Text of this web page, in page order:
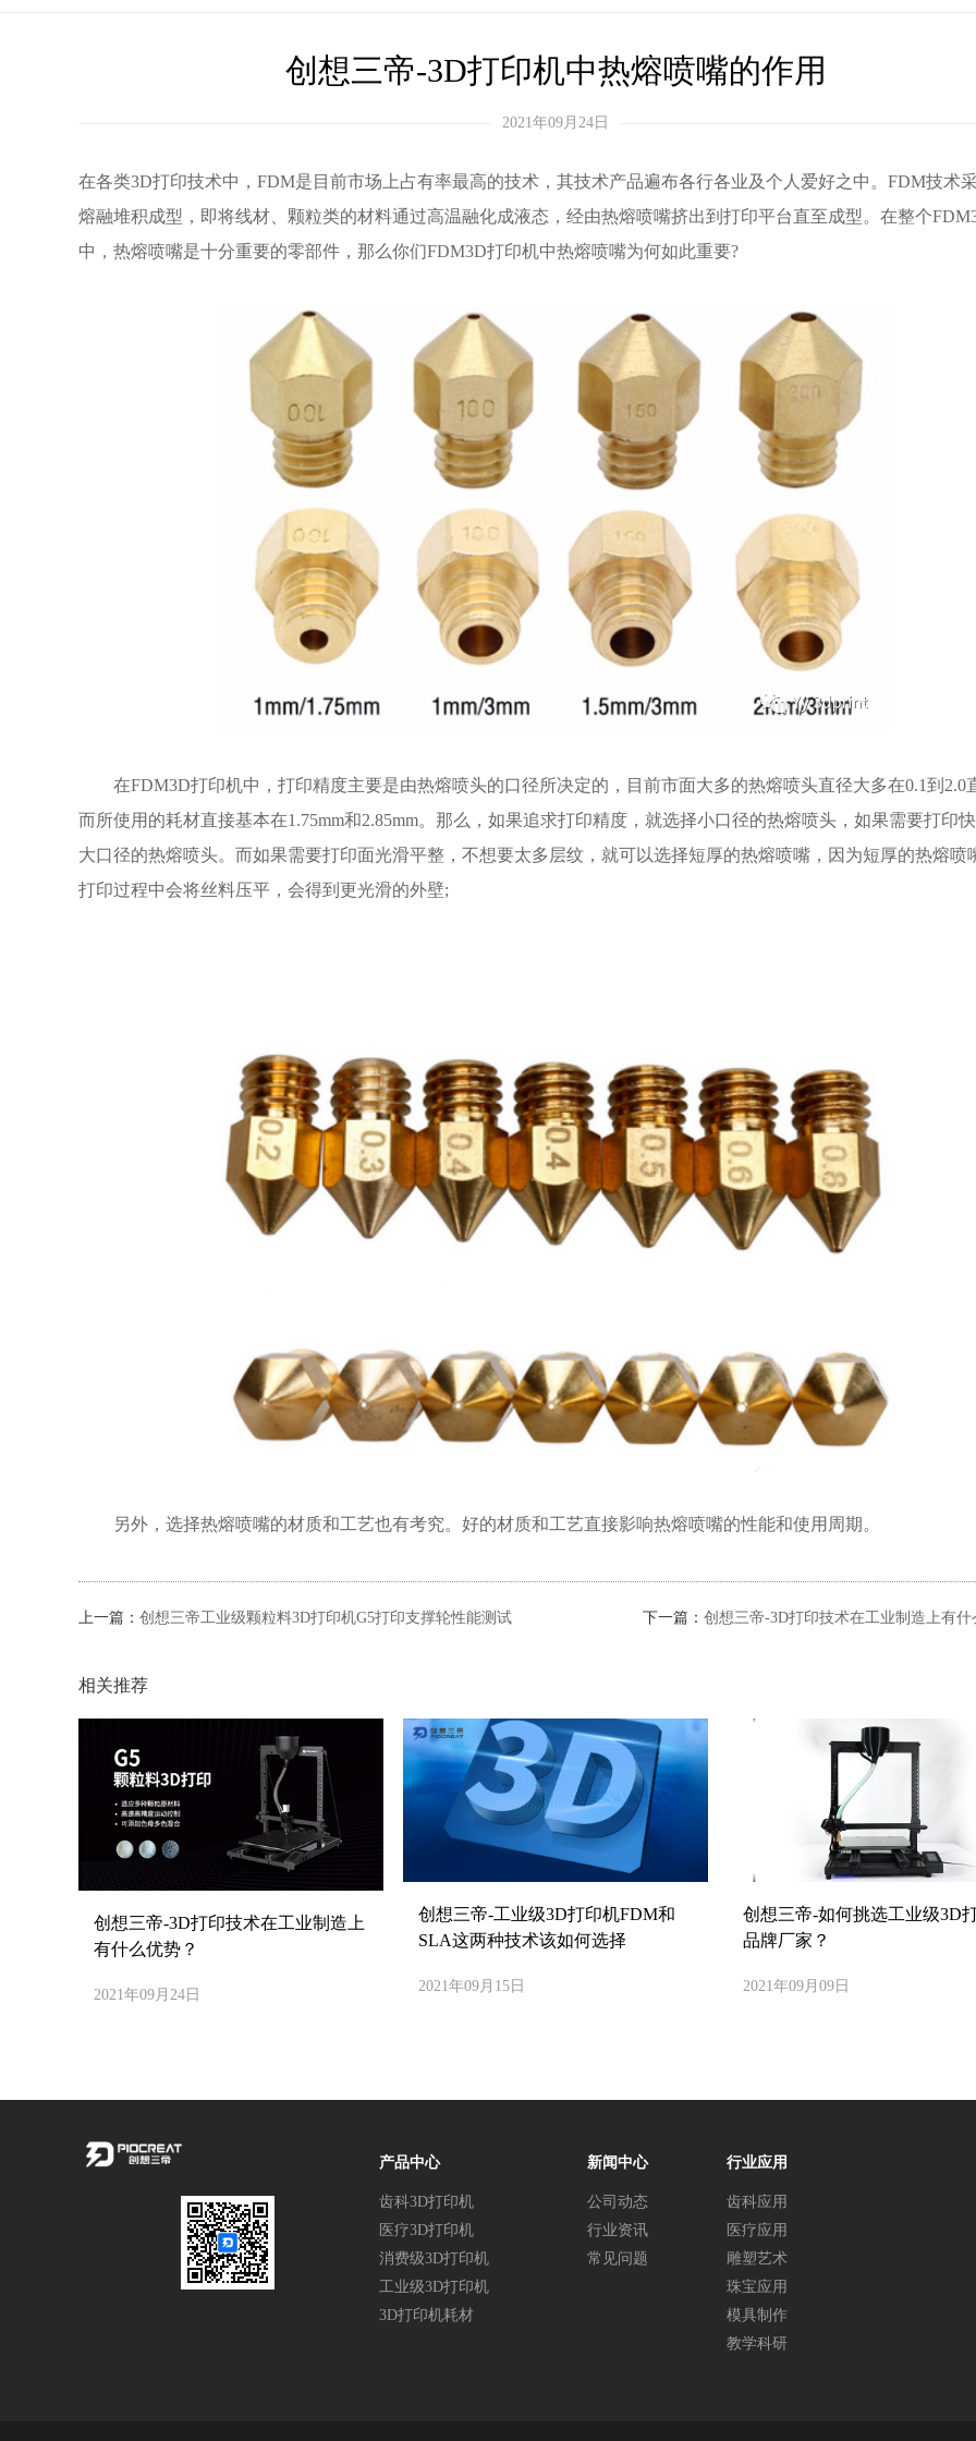
创想三帝-3D打印机中热熔喷嘴的作用
2021年09月24日
在各类3D打印技术中，FDM是目前市场上占有率最高的技术，其技术产品遍布各行各业及个人爱好之中。FDM技术
熔融堆积成型，即将线材、颗粒类的材料通过高温融化成液态，经由热熔喷嘴挤出到打印平台直至成型。在整个
中，热熔喷嘴是十分重要的零部件，那么你们FDM3D打印机中热熔喷嘴为何如此重要?
在FDM3D打印机中，打印精度主要是由热熔喷头的口径所决定的，目前市面大多的热熔喷头直径大多在0.1到2.0
而所使用的耗材直接基本在1.75mm和2.85mm。那么，如果追求打印精度，就选择小口径的热熔喷头，如果需要打印
大口径的热熔喷头。而如果需要打印面光滑平整，不想要太多层纹，就可以选择短厚的热熔喷嘴，因为短厚的热熔喷
打印过程中会将丝料压平，会得到更光滑的外壁;
另外，选择热熔喷嘴的材质和工艺也有考究。好的材质和工艺直接影响热熔喷嘴的性能和使用周期。
上一篇： 创想三帝工业级颗粒料3D打印机G5打印支撑轮性能测试 下一篇： 创想三帝-3D打印技术在工业制造上有什
相关推荐
创想三帝-3D打印技术在工业制造上
有什么优势？
2021年09月24日
创想三帝-工业级3D打印机FDM和
SLA这两种技术该如何选择
2021年09月15日
创想三帝-如何挑选工业级3D
品牌厂家？
2021年09月09日
产品中心
齿科3D打印机
医疗3D打印机
消费级3D打印机
工业级3D打印机
3D打印机耗材
新闻中心
公司动态
行业资讯
常见问题
行业应用
齿科应用
医疗应用
雕塑艺术
珠宝应用
模具制作
教学科研